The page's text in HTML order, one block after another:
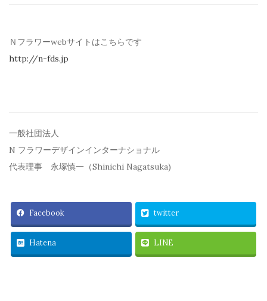
Ｎフラワーwebサイトはこちらです
http://n-fds.jp
一般社団法人
N フラワーデザインインターナショナル
代表理事 永塚慎一（Shinichi Nagatsuka)
Facebook twitter
Hatena LINE